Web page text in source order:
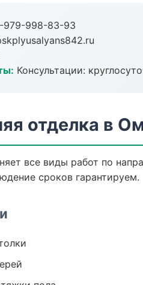
979-998-83-93
Консультации:
отделка в
все виды работ по
сроков гарантируем.